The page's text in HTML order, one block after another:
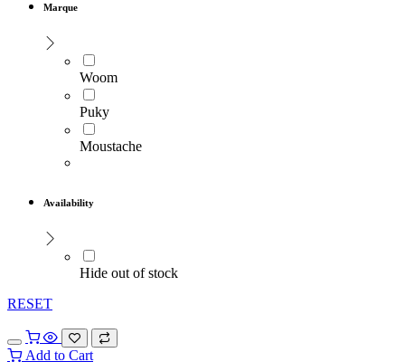
Marque
Woom
Puky
Moustache
Availability
Hide out of stock
RESET
Add to Cart